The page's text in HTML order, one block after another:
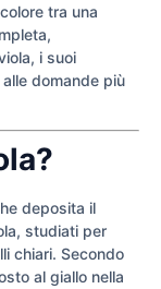
tra una
i suoi
domande più
deposita il
studiati per
chiari. Secondo
al giallo nella